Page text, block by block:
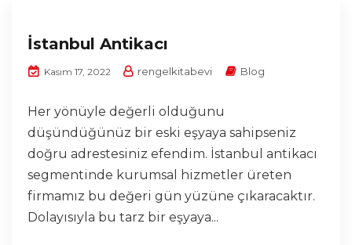
İstanbul Antikacı
Kasım 17, 2022 rengelkitabevi Blog
Her yönüyle değerli olduğunu
düşündüğünüz bir eski eşyaya sahipseniz
doğru adrestesiniz efendim. İstanbul antikacı
segmentinde kurumsal hizmetler üreten
firmamız bu değeri gün yüzüne çıkaracaktır.
Dolayısıyla bu tarz bir eşyaya...